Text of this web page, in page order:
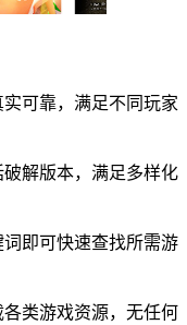
可靠，满足不同玩家
解版本，满足多样化
即可快速查找所需游
类游戏资源，无任何